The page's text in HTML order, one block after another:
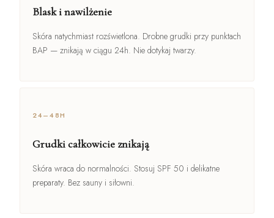
Blask i nawilżenie
Skóra natychmiast rozświetlona. Drobne grudki przy punktach
BAP — znikają w ciągu 24h. Nie dotykaj twarzy.
24–48H
Grudki całkowicie znikają
Skóra wraca do normalności. Stosuj SPF 50 i delikatne
preparaty. Bez sauny i siłowni.